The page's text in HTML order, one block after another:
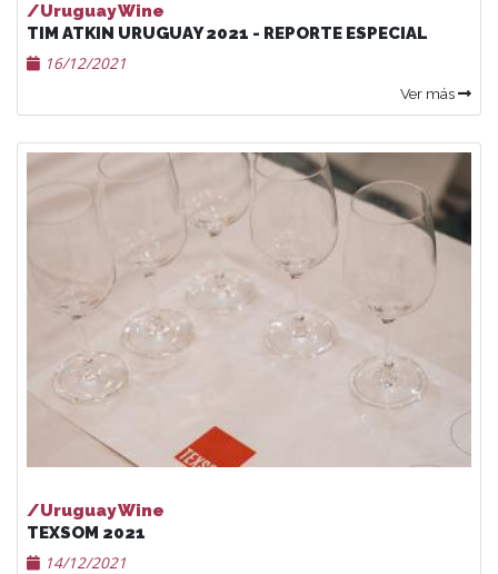
/Uruguay Wine
TIM ATKIN URUGUAY 2021 - REPORTE ESPECIAL
16/12/2021
Ver más
/Uruguay Wine
TEXSOM 2021
14/12/2021